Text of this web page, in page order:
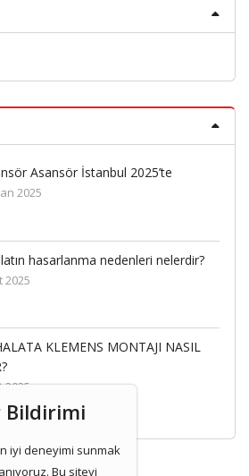
Asansör İstanbul 2025’te
2025
hasarlanma nedenleri nelerdir?
2025
KLEMENS MONTAJI NASIL
2025
Bildirimi
iyi deneyimi sunmak
Bu siteyi